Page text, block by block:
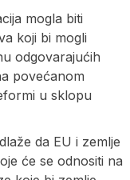
mogla biti
koji bi mogli
odgovarajućih
povećanom
u sklopu
da EU i zemlje
će se odnositi na